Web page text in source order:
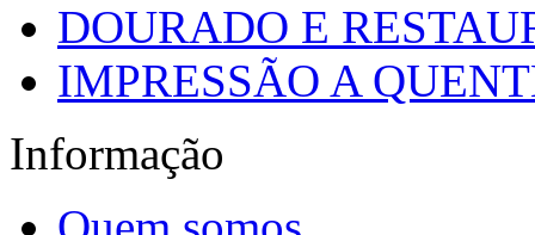
DOURADO E
IMPRESSÃO A
Informação